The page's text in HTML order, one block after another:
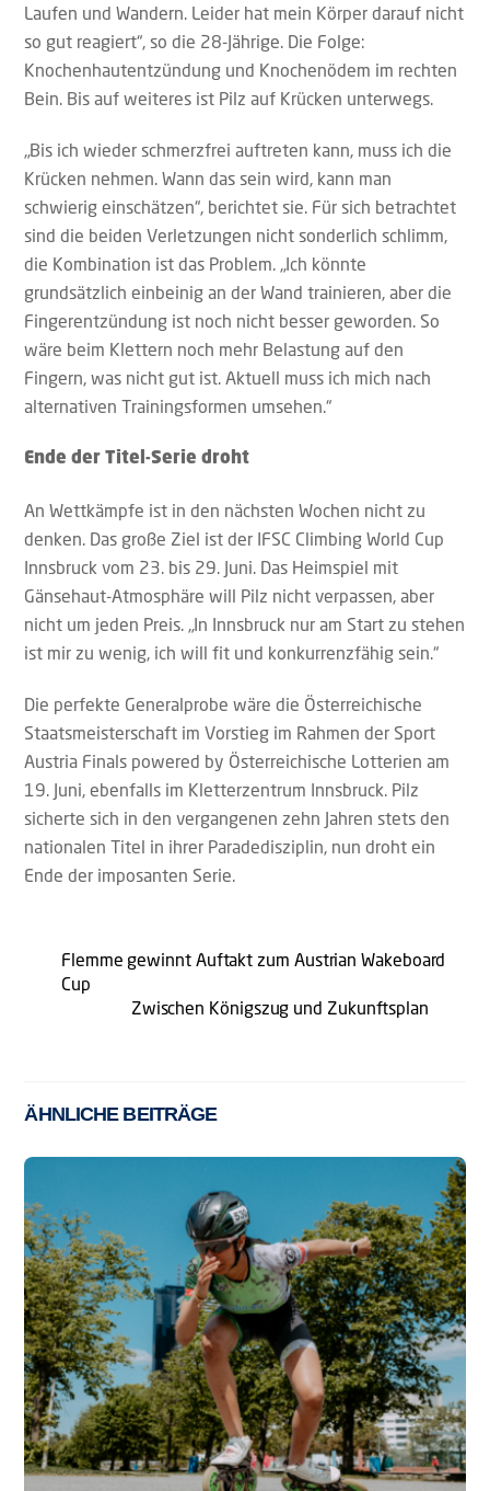
Laufen und Wandern. Leider hat mein Körper darauf nicht
so gut reagiert“, so die 28-Jährige. Die Folge:
Knochenhautentzündung und Knochenödem im rechten
Bein. Bis auf weiteres ist Pilz auf Krücken unterwegs.
„Bis ich wieder schmerzfrei auftreten kann, muss ich die
Krücken nehmen. Wann das sein wird, kann man
schwierig einschätzen“, berichtet sie. Für sich betrachtet
sind die beiden Verletzungen nicht sonderlich schlimm,
die Kombination ist das Problem. „Ich könnte
grundsätzlich einbeinig an der Wand trainieren, aber die
Fingerentzündung ist noch nicht besser geworden. So
wäre beim Klettern noch mehr Belastung auf den
Fingern, was nicht gut ist. Aktuell muss ich mich nach
alternativen Trainingsformen umsehen.“
Ende der Titel-Serie droht
An Wettkämpfe ist in den nächsten Wochen nicht zu
denken. Das große Ziel ist der IFSC Climbing World Cup
Innsbruck vom 23. bis 29. Juni. Das Heimspiel mit
Gänsehaut-Atmosphäre will Pilz nicht verpassen, aber
nicht um jeden Preis. „In Innsbruck nur am Start zu stehen
ist mir zu wenig, ich will fit und konkurrenzfähig sein.“
Die perfekte Generalprobe wäre die Österreichische
Staatsmeisterschaft im Vorstieg im Rahmen der Sport
Austria Finals powered by Österreichische Lotterien am
19. Juni, ebenfalls im Kletterzentrum Innsbruck. Pilz
sicherte sich in den vergangenen zehn Jahren stets den
nationalen Titel in ihrer Paradedisziplin, nun droht ein
Ende der imposanten Serie.
Flemme gewinnt Auftakt zum Austrian Wakeboard
Cup
Zwischen Königszug und Zukunftsplan
ÄHNLICHE BEITRÄGE